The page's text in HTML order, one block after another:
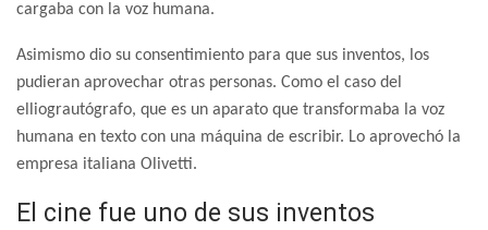
cargaba con la voz humana.
Asimismo dio su consentimiento para que sus inventos, los
pudieran aprovechar otras personas. Como el caso del
elliograutógrafo, que es un aparato que transformaba la voz
humana en texto con una máquina de escribir. Lo aprovechó la
empresa italiana Olivetti.
El cine fue uno de sus inventos